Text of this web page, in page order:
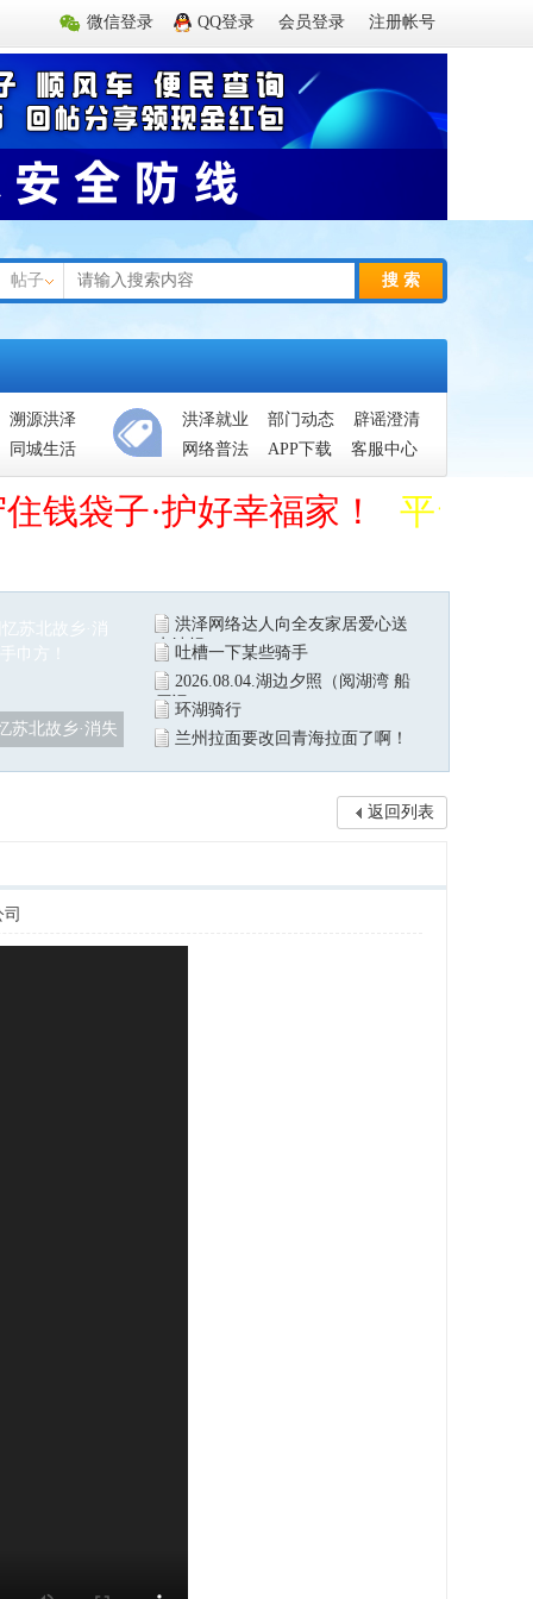
微信登录 QQ登录 会员登录 注册帐号
帖子 搜 索
溯源洪泽
同城生活
洪泽就业 部门动态
辟谣澄清
网络普法
APP下载 客服中心
钱袋子·护好幸福家！ 平台管
苏北故乡·消失
洪泽网络达人向全友家居爱心送
水站捐
吐槽一下某些骑手
2026.08.04.湖边夕照（阅湖湾 船
厂记环湖骑行
兰州拉面要改回青海拉面了啊！
返回列表